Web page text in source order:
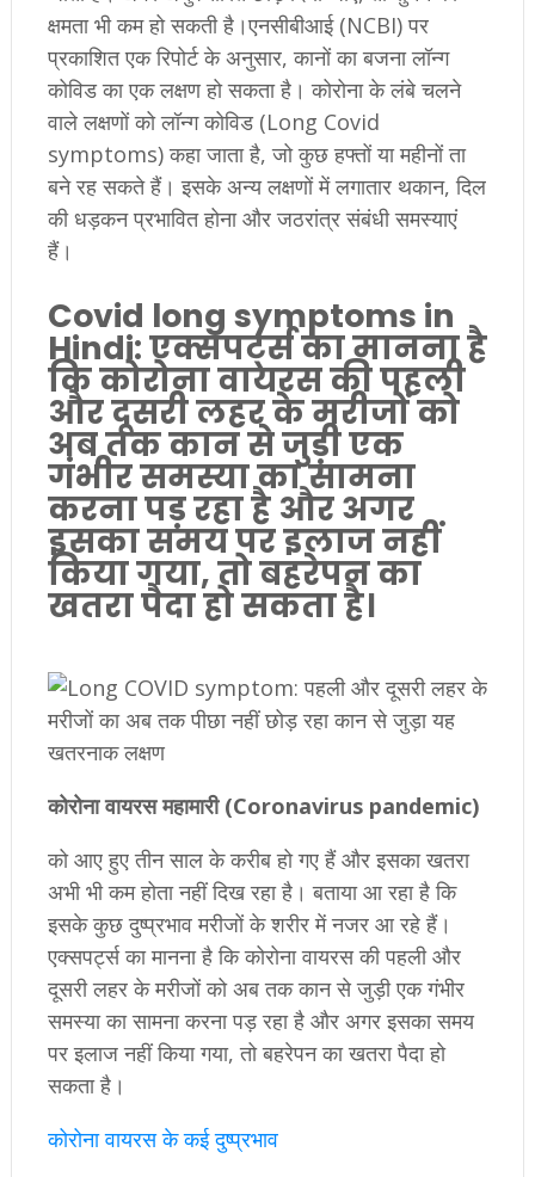
क्षमता भी कम हो सकती है।एनसीबीआई (NCBI) पर
प्रकाशित एक रिपोर्ट के अनुसार, कानों का बजना लॉन्ग
कोविड का एक लक्षण हो सकता है। कोरोना के लंबे चलने
वाले लक्षणों को लॉन्ग कोविड (Long Covid
symptoms) कहा जाता है, जो कुछ हफ्तों या महीनों ता
बने रह सकते हैं। इसके अन्य लक्षणों में लगातार थकान, दिल
की धड़कन प्रभावित होना और जठरांत्र संबंधी समस्याएं
हैं।
Covid long symptoms in
Hindi: एक्सपर्ट्स का मानना है
कि कोरोना वायरस की पहली
और दूसरी लहर के मरीजों को
अब तक कान से जुड़ी एक
गंभीर समस्या का सामना
करना पड़ रहा है और अगर
इसका समय पर इलाज नहीं
किया गया, तो बहरेपन का
खतरा पैदा हो सकता है।
कोरोना वायरस महामारी (Coronavirus pandemic)
को आए हुए तीन साल के करीब हो गए हैं और इसका खतरा
अभी भी कम होता नहीं दिख रहा है। बताया आ रहा है कि
इसके कुछ दुष्प्रभाव मरीजों के शरीर में नजर आ रहे हैं।
एक्सपर्ट्स का मानना है कि कोरोना वायरस की पहली और
दूसरी लहर के मरीजों को अब तक कान से जुड़ी एक गंभीर
समस्या का सामना करना पड़ रहा है और अगर इसका समय
पर इलाज नहीं किया गया, तो बहरेपन का खतरा पैदा हो
सकता है।
कोरोना वायरस के कई दुष्प्रभाव